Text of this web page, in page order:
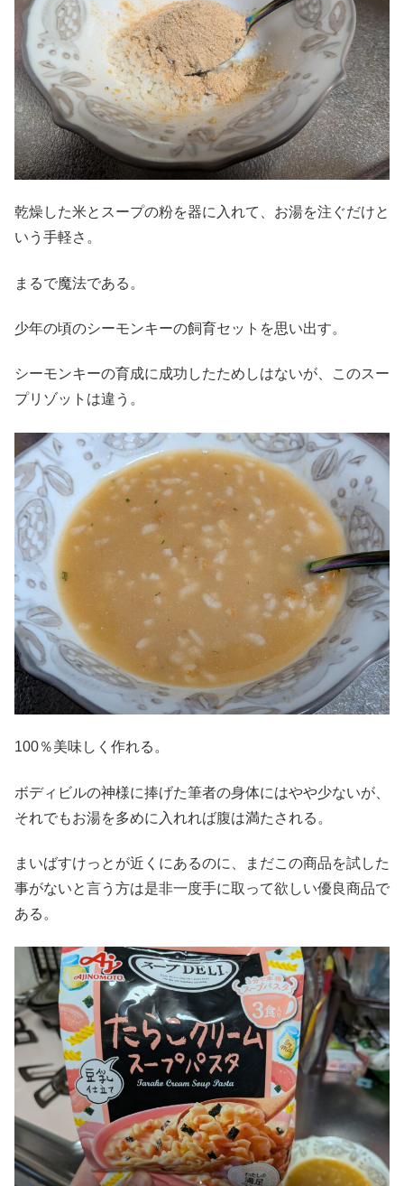
乾燥した米とスープの粉を器に入れて、お湯を注ぐだけと
いう手軽さ。
まるで魔法である。
少年の頃のシーモンキーの飼育セットを思い出す。
シーモンキーの育成に成功したためしはないが、このスー
プリゾットは違う。
100％美味しく作れる。
ボディビルの神様に捧げた筆者の身体にはやや少ないが、
それでもお湯を多めに入れれば腹は満たされる。
まいばすけっとが近くにあるのに、まだこの商品を試した
事がないと言う方は是非一度手に取って欲しい優良商品で
ある。